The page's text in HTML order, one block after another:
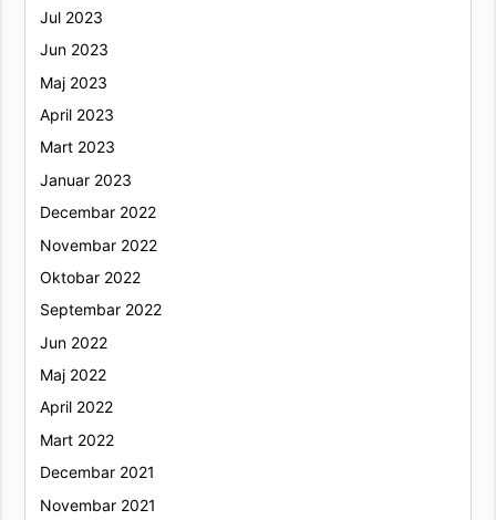
Jul 2023
Jun 2023
Maj 2023
April 2023
Mart 2023
Januar 2023
Decembar 2022
Novembar 2022
Oktobar 2022
Septembar 2022
Jun 2022
Maj 2022
April 2022
Mart 2022
Decembar 2021
Novembar 2021